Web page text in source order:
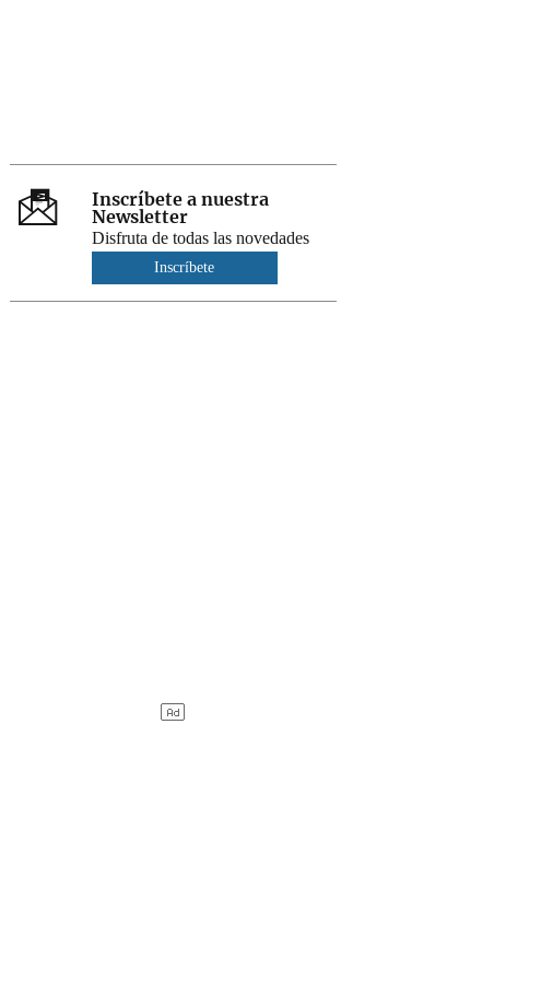
Inscríbete a nuestra
Newsletter
Disfruta de todas las novedades
Inscríbete